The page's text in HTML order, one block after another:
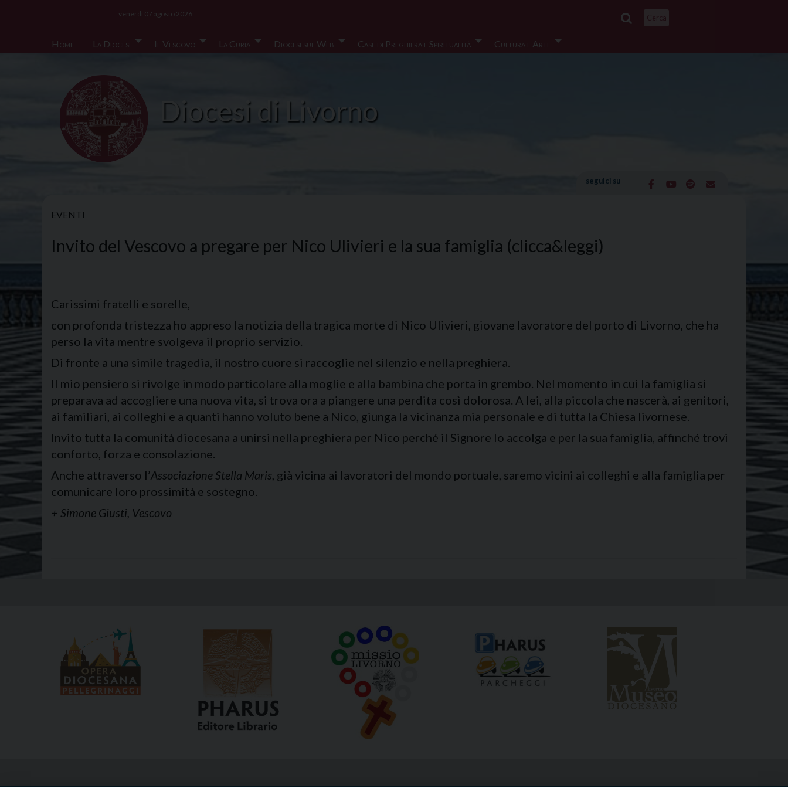
Home
La Diocesi Il Vescovo La Curia Diocesi sul Web Case di Preghiera e Spiritualità Cultura e Arte
venerdì 07 agosto 2026
Diocesi di Livorno
seguici su
EVENTI
Invito del Vescovo a pregare per Nico Ulivieri e la sua famiglia (clicca&leggi)
Carissimi fratelli e sorelle,
con profonda tristezza ho appreso la notizia della tragica morte di Nico Ulivieri, giovane lavoratore del porto di Livorno, che ha
perso la vita mentre svolgeva il proprio servizio.
Di fronte a una simile tragedia, il nostro cuore si raccoglie nel silenzio e nella preghiera.
Il mio pensiero si rivolge in modo particolare alla moglie e alla bambina che porta in grembo. Nel momento in cui la famiglia si
preparava ad accogliere una nuova vita, si trova ora a piangere una perdita così dolorosa. A lei, alla piccola che nascerà, ai genitori,
ai familiari, ai colleghi e a quanti hanno voluto bene a Nico, giunga la vicinanza mia personale e di tutta la Chiesa livornese.
Invito tutta la comunità diocesana a unirsi nella preghiera per Nico perché il Signore lo accolga e per la sua famiglia, affinché trovi
conforto, forza e consolazione.
Anche attraverso l’Associazione Stella Maris, già vicina ai lavoratori del mondo portuale, saremo vicini ai colleghi e alla famiglia per
comunicare loro prossimità e sostegno.
+ Simone Giusti, Vescovo